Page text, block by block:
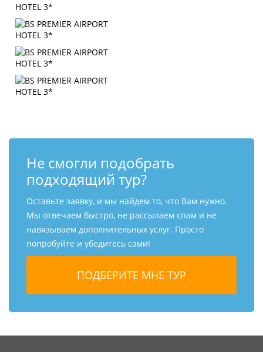
Не смогли подобрать
подходящий тур?
Оставьте заявку, и мы найдем то, что Вам нужно.
Мы отвечаем быстро, не рассылаем спам и не
навязываем дополнительных услуг. Просто
попробуйте и убедитесь сами!